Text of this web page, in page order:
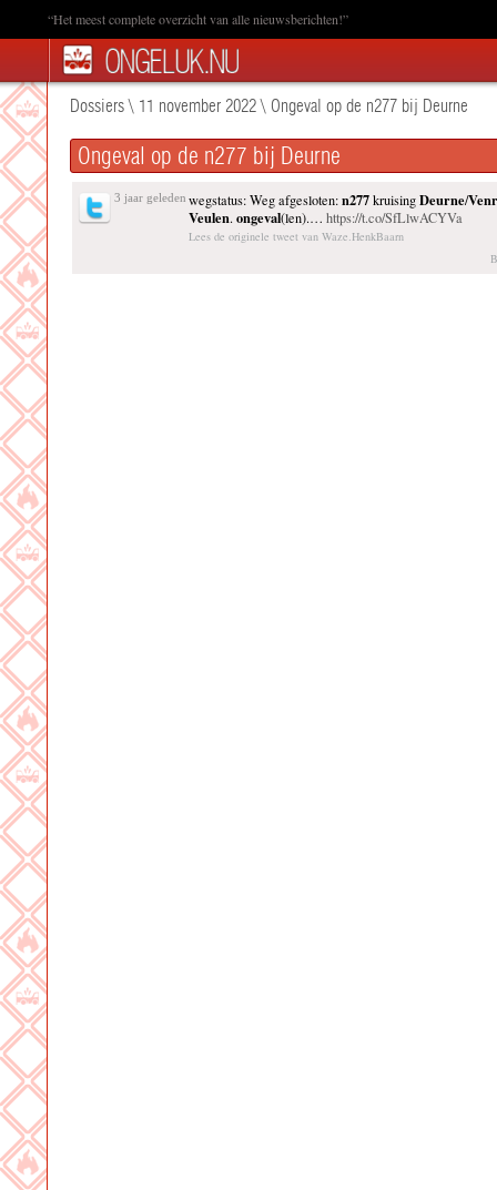
“Het meest complete overzicht van alle nieuwsberichten!”
Dossiers\ 11 november 2022\ Ongeval op de n277 bij Deurne
Ongeval op de n277 bij Deurne
3 jaar geleden wegstatus: Weg afgesloten:n277kruisingDeurne/
Veulen. ongeval(len).… https://t.co/SfLlwACYVa
Lees de originele tweet van Waze.HenkBaarn